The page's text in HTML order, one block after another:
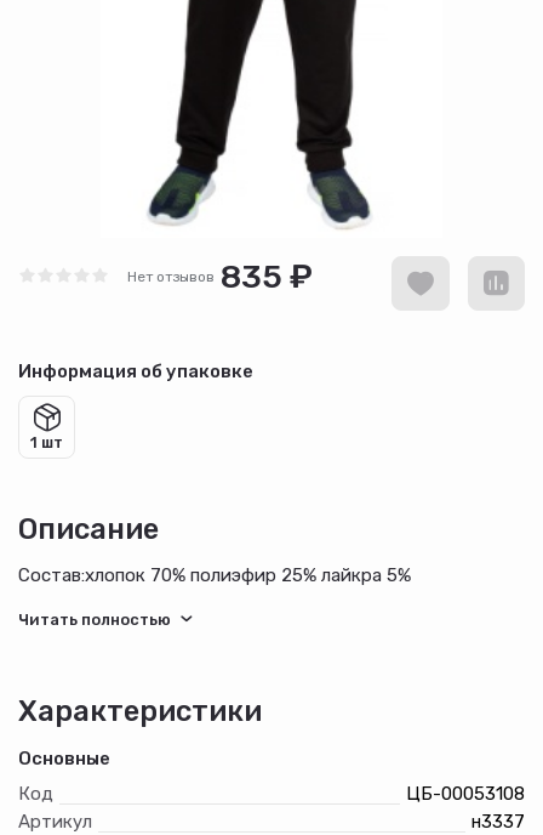
Нет отзывов 835 ₽
Информация об упаковке
1 шт
Описание
Состав:хлопок 70% полиэфир 25% лайкра 5%
Характеристики
Основные
Код
ЦБ-00053108
Артикул
н3337